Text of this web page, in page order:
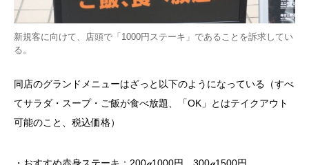
新規客に向けて、店頭で「1000円ステーキ」であることを訴求してい
る。
同店のグランドメニューはざっと以下のようになっている（すべ
てサラダ・スープ・ご飯が食べ放題、「OK 」とはテイクアウト
可能のこと、税込価格）